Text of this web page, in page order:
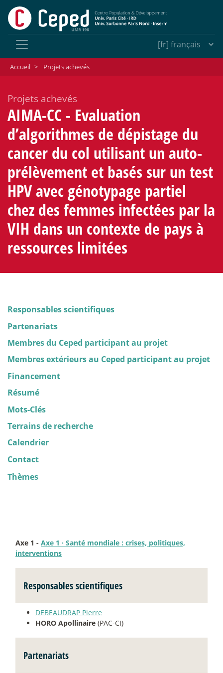
Accueil > Projets achevés
Projets achevés
AIMA-CC - Evaluation
d’algorithmes de dépistage du
cancer du col utilisant un auto-
prélèvement et basés sur un test
HPV avec génotypage partiel
chez des femmes infectées par la
VIH dans un contexte de pays à
ressources limitées
Responsables scientifiques
Partenariats
Membres du Ceped participant au projet
Membres extérieurs au Ceped participant au projet
Financement
Résumé
Mots-Clés
Terrains de recherche
Calendrier
Contact
Thèmes
Axe 1 - Axe 1 · Santé mondiale : crises, politiques,
interventions
Responsables scientifiques
DEBEAUDRAP Pierre
HORO Apollinaire (PAC-CI)
Partenariats